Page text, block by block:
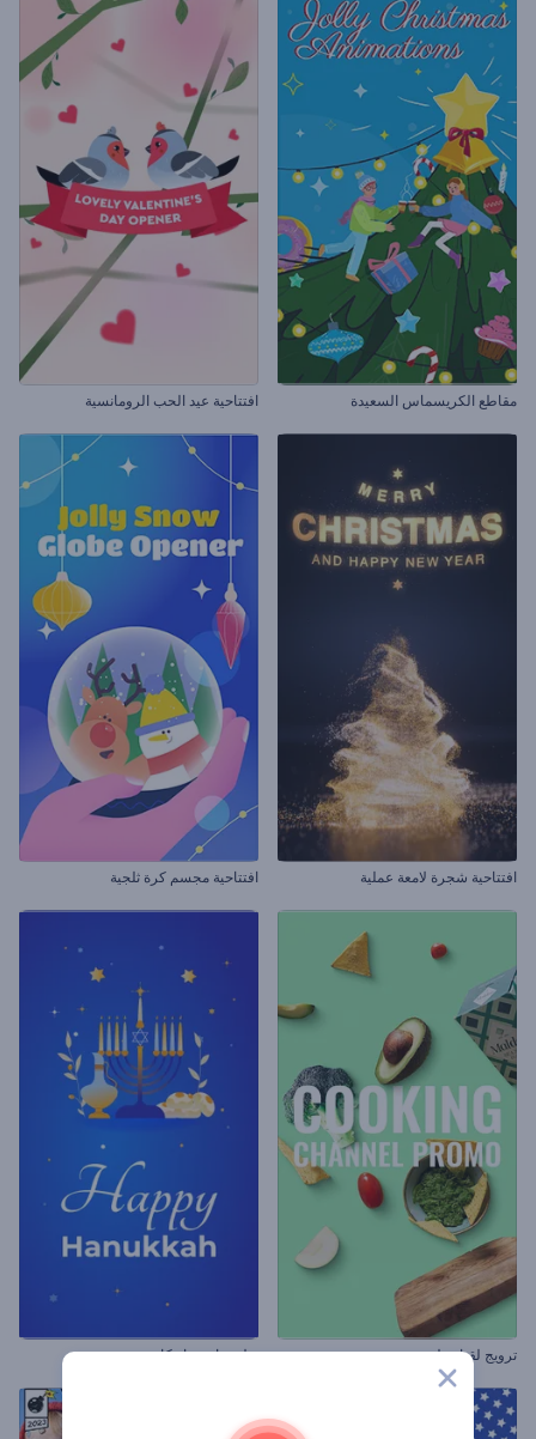
مقاطع الكريسماس السعيدة افتتاحية عيد الحب الرومانسية
افتتاحية شجرة لامعة عملية افتتاحية مجسم كرة ثلجية
ترويج لقناة طهي ريلز تهاني حانوكا